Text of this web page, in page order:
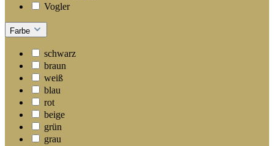
Vogler
Farbe
schwarz
braun
weiß
blau
rot
beige
grün
grau